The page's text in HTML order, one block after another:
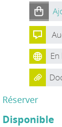
Réserver
Disponible